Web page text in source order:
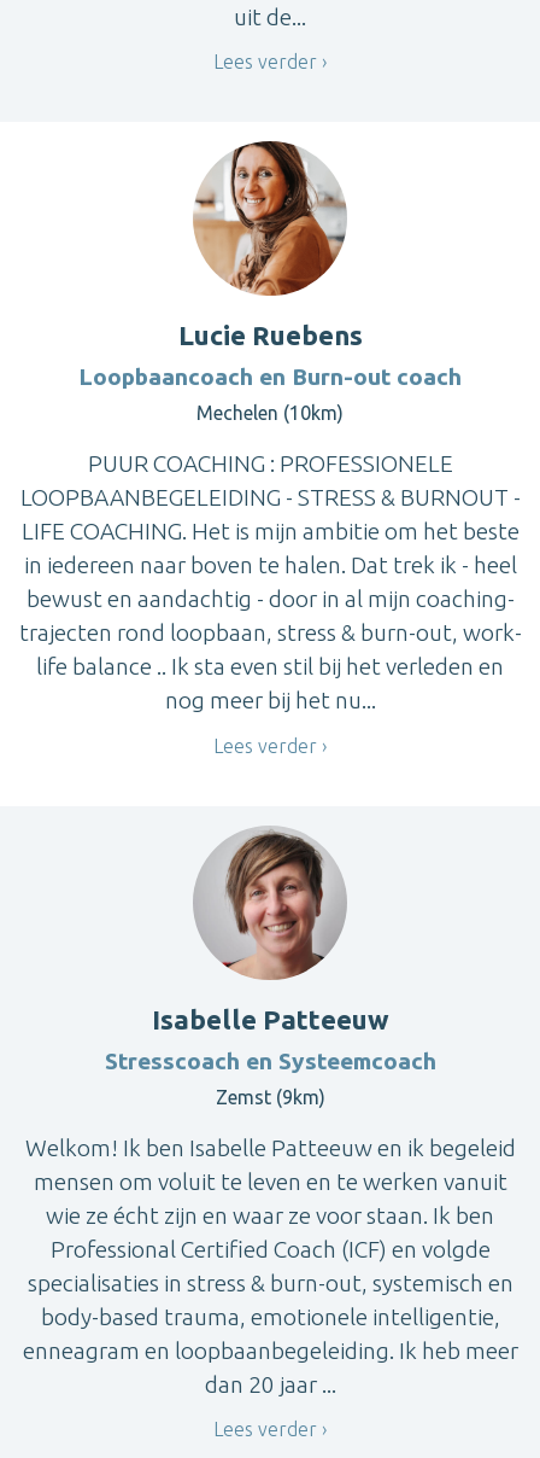
uit de...
Lees verder
Lucie Ruebens
Loopbaancoach en Burn-out coach
Mechelen (10km)
PUUR COACHING : PROFESSIONELE
LOOPBAANBEGELEIDING - STRESS & BURNOUT -
LIFE COACHING. Het is mijn ambitie om het beste
in iedereen naar boven te halen. Dat trek ik - heel
bewust en aandachtig - door in al mijn coaching-
trajecten rond loopbaan, stress & burn-out, work-
life balance .. Ik sta even stil bij het verleden en
nog meer bij het nu...
Lees verder
Isabelle Patteeuw
Stresscoach en Systeemcoach
Zemst (9km)
Welkom! Ik ben Isabelle Patteeuw en ik begeleid
mensen om voluit te leven en te werken vanuit
wie ze écht zijn en waar ze voor staan. Ik ben
Professional Certified Coach (ICF) en volgde
specialisaties in stress & burn-out, systemisch en
body-based trauma, emotionele intelligentie,
enneagram en loopbaanbegeleiding. Ik heb meer
dan 20 jaar ...
Lees verder